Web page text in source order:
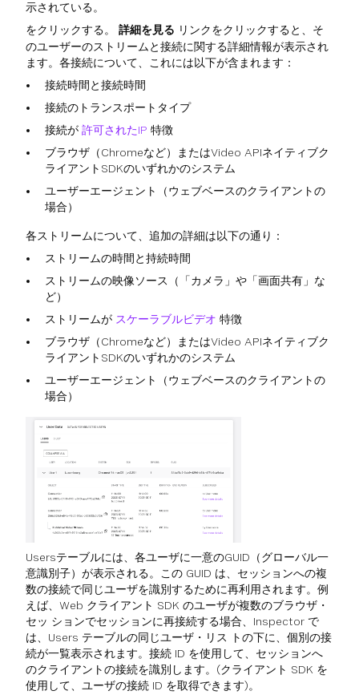
示されている。
をクリックする。 詳細を見る リンクをクリックすると、そ
のユーザーのストリームと接続に関する詳細情報が表示され
ます。各接続について、これには以下が含まれます：
接続時間と接続時間
接続のトランスポートタイプ
接続が 許可されたIP 特徴
ブラウザ（Chromeなど）またはVideo APIネイティブク
ライアントSDKのいずれかのシステム
ユーザーエージェント（ウェブベースのクライアントの
場合）
各ストリームについて、追加の詳細は以下の通り：
ストリームの時間と持続時間
ストリームの映像ソース（「カメラ」や「画面共有」な
ど）
ストリームが スケーラブルビデオ 特徴
ブラウザ（Chromeなど）またはVideo APIネイティブク
ライアントSDKのいずれかのシステム
ユーザーエージェント（ウェブベースのクライアントの
場合）
Usersテーブルには、各ユーザに一意のGUID（グローバル一
意識別子）が表示される。この GUID は、セッションへの複
数の接続で同じユーザを識別するために再利用されます。例
えば、Web クライアント SDK のユーザが複数のブラウザ・
セッ ションでセッションに再接続する場合、Inspector で
は、Users テーブルの同じユーザ・リス トの下に、個別の接
続が一覧表示されます。接続 ID を使用して、セッションへ
のクライアントの接続を識別します。(クライアント SDK を
使用して、ユーザの接続 ID を取得できます)。